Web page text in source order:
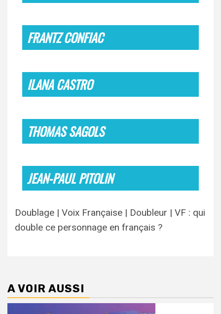
FRANTZ CONFIAC
ILANA CASTRO
THOMAS SAGOLS
JEAN-PAUL PITOLIN
Doublage | Voix Française | Doubleur | VF : qui
double ce personnage en français ?
A VOIR AUSSI